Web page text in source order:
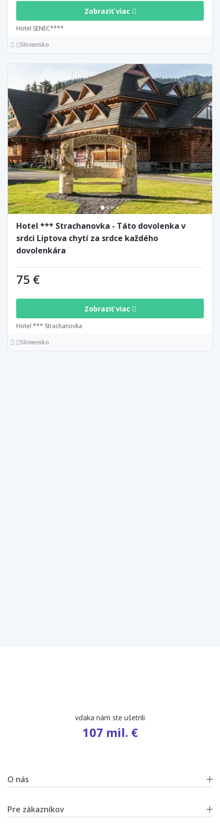
Zobraziť viac
Hotel SENEC****
Slovensko
Hotel *** Strachanovka - Táto dovolenka v
srdci Liptova chytí za srdce každého
dovolenkára
75 €
Zobraziť viac
Hotel *** Strachanovka
Slovensko
počet ponúk
9 583
O nás
Pre zákazníkov